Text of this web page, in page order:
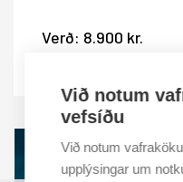
Verð: 8.900 kr.
Við notum
vefsíðu
Við notum
upplýsingar um